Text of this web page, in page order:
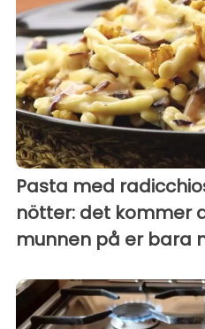
Pasta med
nötter: det kommer
munnen på er bara